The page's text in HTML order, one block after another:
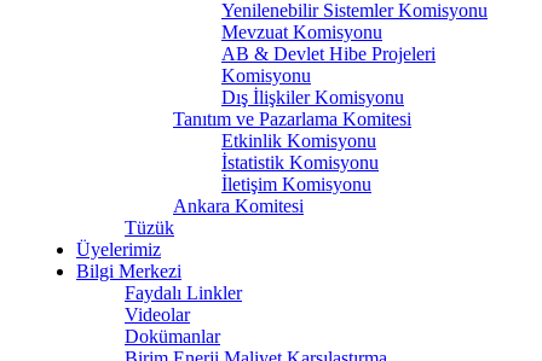
Yenilenebilir Sistemler Komisyonu
Mevzuat Komisyonu
AB & Devlet Hibe Projeleri
Komisyonu
Dış İlişkiler Komisyonu
Tanıtım ve Pazarlama Komitesi
Etkinlik Komisyonu
İstatistik Komisyonu
İletişim Komisyonu
Ankara Komitesi
Tüzük
Üyelerimiz
Bilgi Merkezi
Faydalı Linkler
Videolar
Dokümanlar